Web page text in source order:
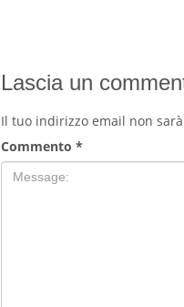
Lascia un
Il tuo indirizzo email non
Commento *